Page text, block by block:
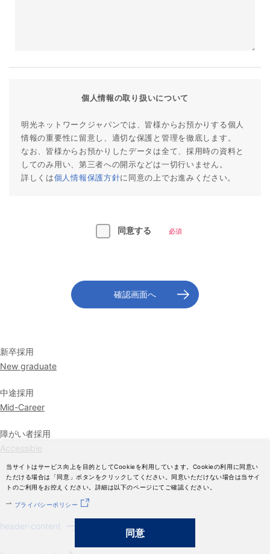
個人情報の取り扱いについて
明光ネットワークジャパンでは、皆様からお預かりする個人
情報の重要性に留意し、適切な保護と管理を徹底します。
なお、皆様からお預かりしたデータは全て、採用時の資料と
してのみ用い、第三者への開示などは一切行いません。
詳しくは個人情報保護方針に同意の上でお進みください。
必須
同意する
新卒採用
New graduate
中途採用
Mid-Career
障がい者採用
Accessible
header-content
当サイトはサービス向上を目的としてCookieを利用しています。Cookieの利用に同意い
ただける場合は「同意」ボタンをクリックしてください。同意いただけない場合は当サイ
トのご利用をお控えください。詳細は以下のページにてご確認ください。
プライバシーポリシー
同意